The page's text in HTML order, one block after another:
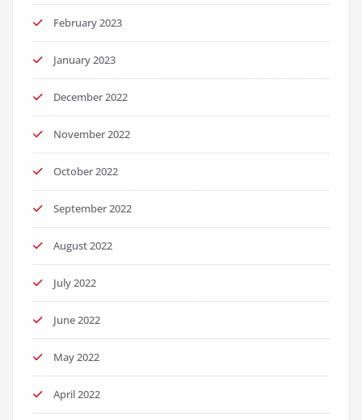
February 2023
January 2023
December 2022
November 2022
October 2022
September 2022
August 2022
July 2022
June 2022
May 2022
April 2022